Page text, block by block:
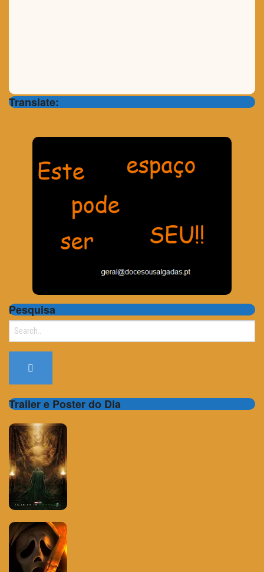
Translate:
Pesquisa
Search
Trailer e Poster do Dia